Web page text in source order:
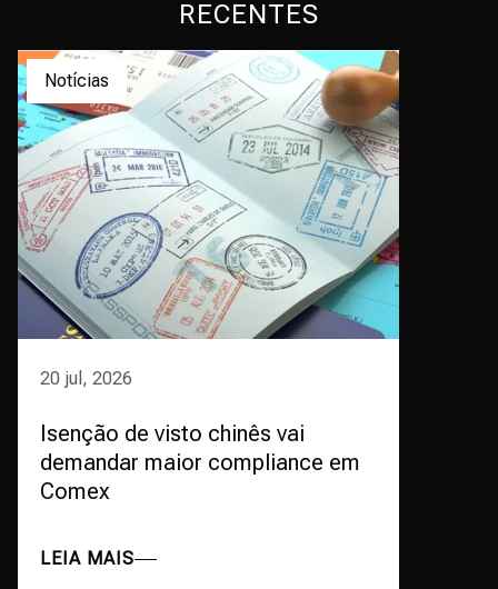
RECENTES
Notícias
20 jul, 2026
Isenção de visto chinês vai
demandar maior compliance em
Comex
LEIA MAIS